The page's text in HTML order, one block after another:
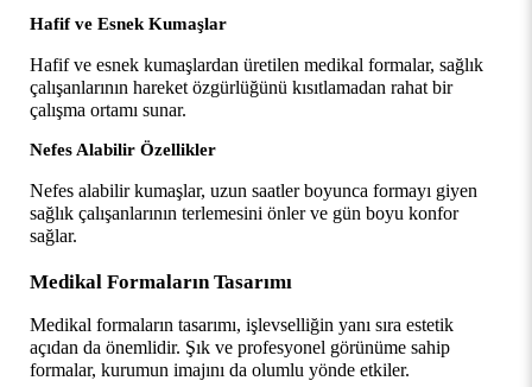
Hafif ve Esnek Kumaşlar
Hafif ve esnek kumaşlardan üretilen medikal formalar, sağlık
çalışanlarının hareket özgürlüğünü kısıtlamadan rahat bir
çalışma ortamı sunar.
Nefes Alabilir Özellikler
Nefes alabilir kumaşlar, uzun saatler boyunca formayı giyen
sağlık çalışanlarının terlemesini önler ve gün boyu konfor
sağlar.
Medikal Formaların Tasarımı
Medikal formaların tasarımı, işlevselliğin yanı sıra estetik
açıdan da önemlidir. Şık ve profesyonel görünüme sahip
formalar, kurumun imajını da olumlu yönde etkiler.